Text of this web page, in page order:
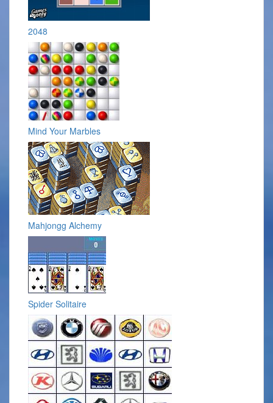
2048
Mind Your Marbles
Mahjongg Alchemy
Spider Solitaire